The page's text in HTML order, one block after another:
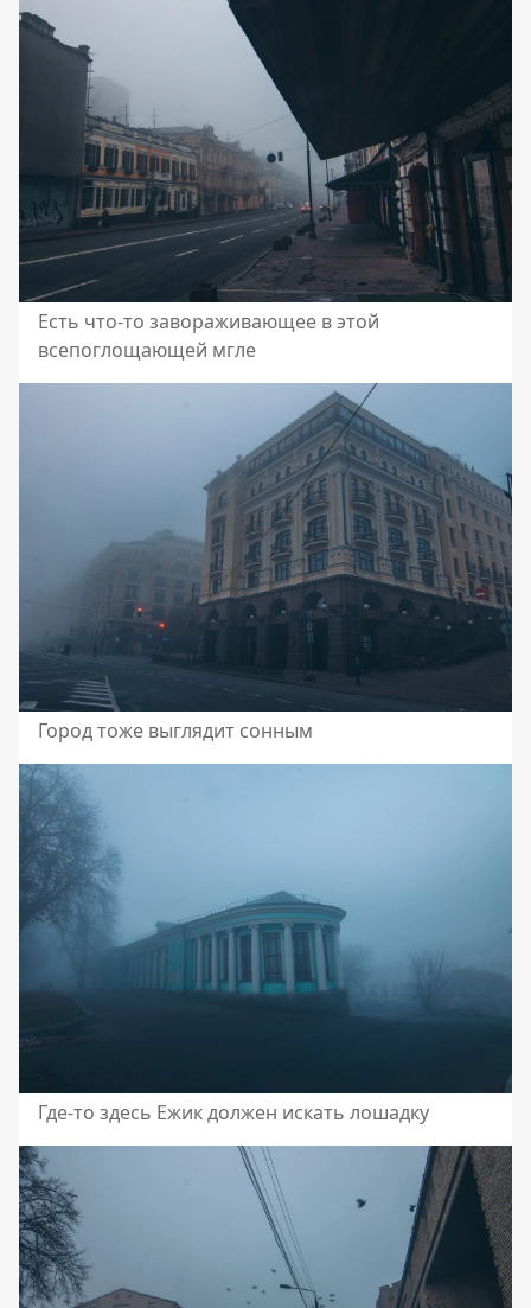
Есть что-то завораживающее в этой
всепоглощающей мгле
Город тоже выглядит сонным
Где-то здесь Ежик должен искать лошадку